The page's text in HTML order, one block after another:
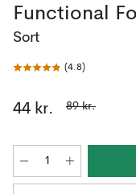
Functional
Sort
(4.8)
44 kr. 89 kr.